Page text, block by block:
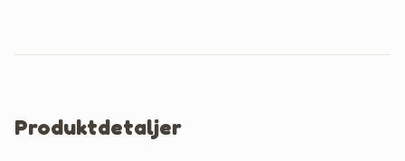
Produktdetaljer